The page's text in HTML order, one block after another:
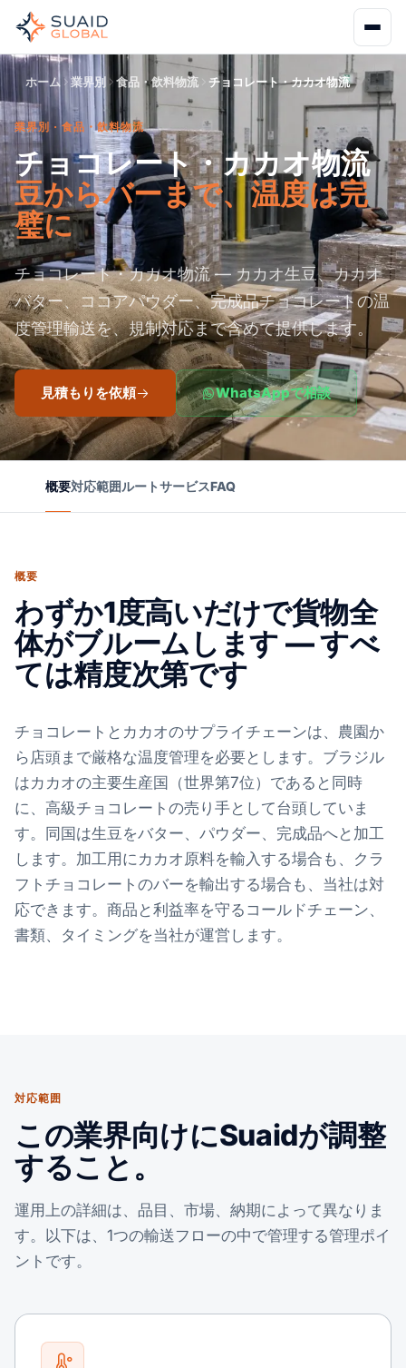
ホーム 業界別 食品・飲料物流 チョコレート・カカオ物流
業界別 · 食品・飲料物流
チョコレート・カカオ物流
豆からバーまで、温度は完
璧に
チョコレート・カカオ物流 — カカオ生豆、カカオ
バター、ココアパウダー、完成品チョコレートの温
度管理輸送を、規制対応まで含めて提供します。
見積もりを依頼 WhatsAppで相談
概要対応範囲ルートサービスFAQ
概要
わずか1度高いだけで貨物全
体がブルームします — すべ
ては精度次第です
チョコレートとカカオのサプライチェーンは、農園か
ら店頭まで厳格な温度管理を必要とします。ブラジル
はカカオの主要生産国（世界第7位）であると同時
に、高級チョコレートの売り手として台頭していま
す。同国は生豆をバター、パウダー、完成品へと加工
します。加工用にカカオ原料を輸入する場合も、クラ
フトチョコレートのバーを輸出する場合も、当社は対
応できます。商品と利益率を守るコールドチェーン、
書類、タイミングを当社が運営します。
対応範囲
この業界向けにSuaidが調整
すること。
運用上の詳細は、品目、市場、納期によって異なりま
す。以下は、1つの輸送フローの中で管理する管理ポイ
ントです。